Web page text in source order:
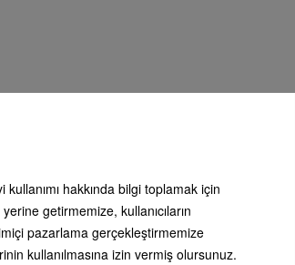
bağlantılı
kapsamlı
satın
hakkında bilgi toplamak için
getirmemize, kullanıcıların
pazarlama gerçekleştirmemize
kullanılmasına izin vermiş olursunuz.